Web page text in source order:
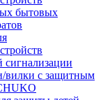
бытовых
сигнализации
вилки с защитным